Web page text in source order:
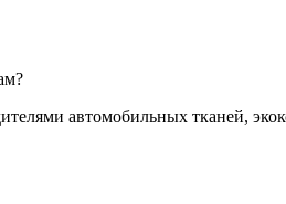
автомобильных тканей,